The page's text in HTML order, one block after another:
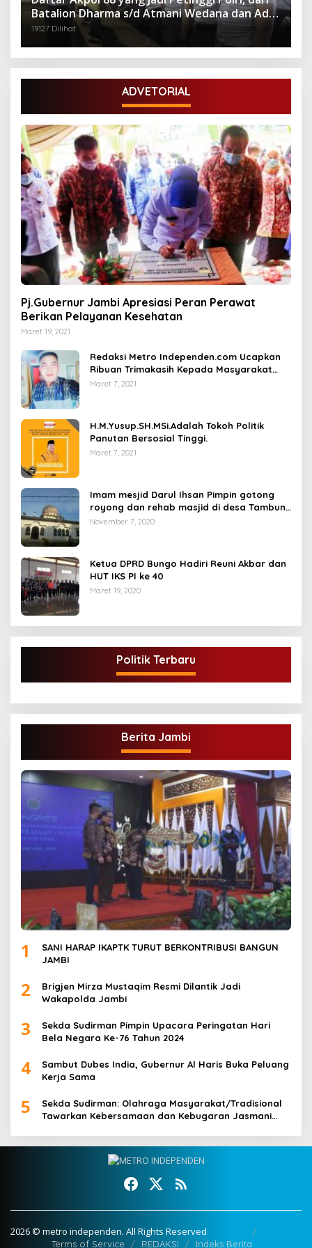
Batalion Dharma s/d Atmani Wedana dan Adhi
Pradana
19127 Dilihat
ADVETORIAL
Pj.Gubernur Jambi Apresiasi Peran Perawat
Berikan Pelayanan Kesehatan
Maret 19, 2021
Redaksi Metro Independen.com Ucapkan
Ribuan Trimakasih Kepada Masyarakat
Pengunjung Dan Pembaca.
Maret 7, 2021
H.M.Yusup.SH.MSi.Adalah Tokoh Politik
Panutan Bersosial Tinggi.
Maret 7, 2021
Imam mesjid Darul Ihsan Pimpin gotong
royong dan rehab masjid di desa Tambun
Arang Kecamatan Sumay, kabupaten tebo
November 7, 2020
Ketua DPRD Bungo Hadiri Reuni Akbar dan
HUT IKS PI ke 40
Maret 19, 2020
Politik Terbaru
Berita Jambi
1
SANI HARAP IKAPTK TURUT BERKONTRIBUSI BANGUN
JAMBI
2
Brigjen Mirza Mustaqim Resmi Dilantik Jadi
Wakapolda Jambi
3
Sekda Sudirman Pimpin Upacara Peringatan Hari
Bela Negara Ke-76 Tahun 2024
4
Sambut Dubes India, Gubernur Al Haris Buka Peluang
Kerja Sama
5
Sekda Sudirman: Olahraga Masyarakat/Tradisional
Tawarkan Kebersamaan dan Kebugaran Jasmani
2026 © metro independen. All Rights Reserved
Terms of Service REDAKSI Indeks Berita